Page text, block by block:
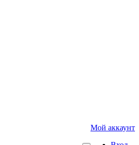
Мой аккаунт